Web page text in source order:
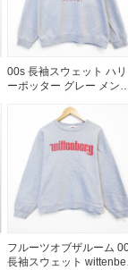
00s 長袖スウェット ハリ
ーポッター グレー メン
フルーツオブザルーム
長袖スウェット